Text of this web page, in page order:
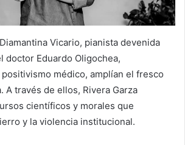
Vicario, pianista devenida
doctor Eduardo Oligochea,
médico, amplían el fresco
A través de ellos, Rivera Garza
científicos y morales que
y la violencia institucional.